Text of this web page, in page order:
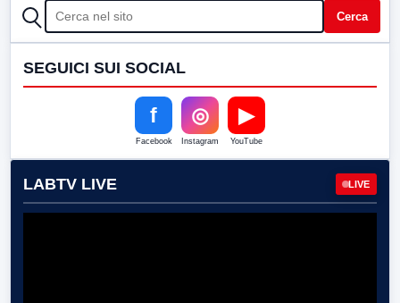
CERCA Cerca
SEGUICI SUI SOCIAL
f
Facebook
◎
Instagram
▶
YouTube
LABTV LIVE LIVE